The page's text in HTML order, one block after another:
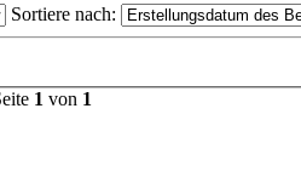
Sortiere nach:
1 von 1